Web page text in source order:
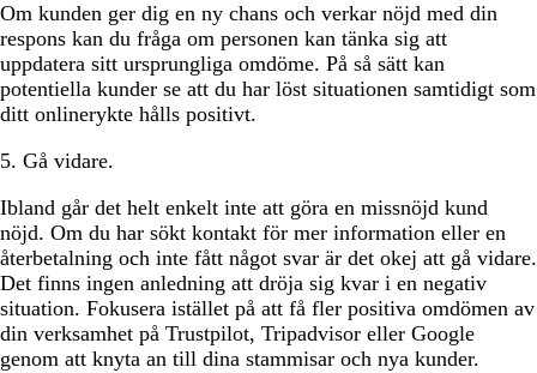
Om kunden ger dig en ny chans och verkar nöjd med din
respons kan du fråga om personen kan tänka sig att
uppdatera sitt ursprungliga omdöme. På så sätt kan
potentiella kunder se att du har löst situationen samtidigt som
ditt onlinerykte hålls positivt.
5. Gå vidare.
Ibland går det helt enkelt inte att göra en missnöjd kund
nöjd. Om du har sökt kontakt för mer information eller en
återbetalning och inte fått något svar är det okej att gå vidare.
Det finns ingen anledning att dröja sig kvar i en negativ
situation. Fokusera istället på att få fler positiva omdömen av
din verksamhet på Trustpilot, Tripadvisor eller Google
genom att knyta an till dina stammisar och nya kunder.